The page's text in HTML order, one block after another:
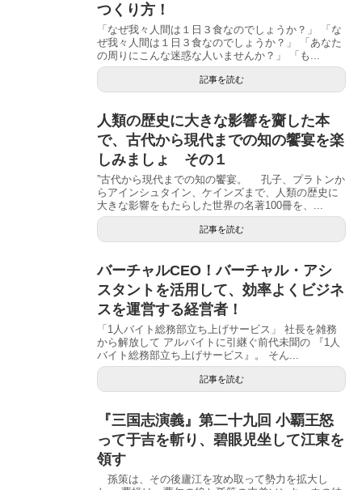
つくり方！
「なぜ我々人間は１日３食なのでしょうか？」 「な
ぜ我々人間は１日３食なのでしょうか？」 「あなた
の周りにこんな迷惑な人いませんか？」 「も...
記事を読む
人類の歴史に大きな影響を齎した本
で、古代から現代までの知の饗宴を楽
しみましょ その１
”古代から現代までの知の饗宴。 孔子、プラトンか
らアインシュタイン、ケインズまで、人類の歴史に
大きな影響をもたらした世界の名著100冊を、...
記事を読む
バーチャルCEO！バーチャル・アシ
スタントを活用して、効率よくビジネ
スを運営する経営者！
「1人バイト総務部立ち上げサービス」 社長を雑務
から解放して アルバイトに引継ぐ前代未聞の 『1人
バイト総務部立ち上げサービス』。 そん...
記事を読む
『三国志演義』第二十九回 小覇王怒
って于吉を斬り、碧眼児坐して江東を
領す
孫策は、その後廬江を攻め取って勢力を拡大し